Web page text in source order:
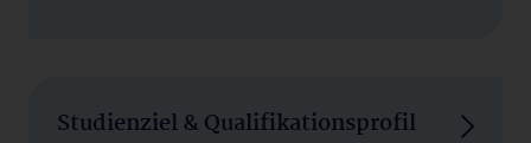
Studienziel & Qualifikationsprofil